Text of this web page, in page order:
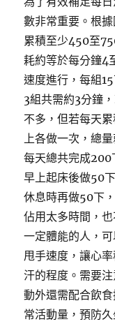
數非常重要。根
累積至少450至
耗約等於每分鐘4
速度進行，每組
3組共需約3分鐘
不多，但若每天
上各做一次，總
每天總共完成200
早上起床後做50
休息時再做50下
佔用太多時間，
一定體能的人，
甩手速度，讓心
汗的程度。需要
動外還需配合飲
常活動量，預防